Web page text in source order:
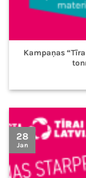
Kampaņas
28
Jan